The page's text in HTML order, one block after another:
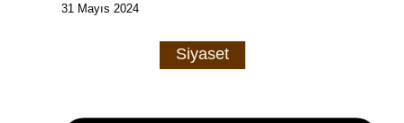
31 Mayıs 2024
Siyaset